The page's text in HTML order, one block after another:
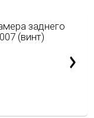
заднего
(винт)